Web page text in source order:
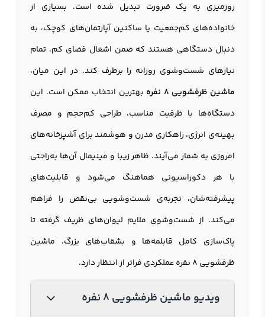
روزمیزی به یک ضرورت تبدیل شده است. بسیاری از
خانواده‌های کم‌جمعیت یا ساکنین آپارتمان‌های کوچک، به
دنبال دستگاهی هستند که ضمن اشغال فضای کم، تمام
نیازهای شست‌وشوی روزانه را برطرف کند. در این میان،
ماشین ظرفشویی 8 نفره
بهترین انتخاب ممکن است. این
دستگاه‌ها با ظرفیت مناسب، طراحی کم‌حجم و مصرف
بهینه‌ی انرژی، راهکاری مدرن و هوشمند برای آشپزخانه‌های
امروزی به شمار می‌آیند. ظاهر زیبا و مینیمال آن‌ها به‌راحتی
با هر دکوراسیونی هماهنگ می‌شود و قابلیت‌های
پیشرفته‌شان، تجربه‌ی شست‌وشویی بی‌نقص را فراهم
می‌کند. از شست‌وشوی ملایم لیوان‌های ظریف گرفته تا
پاک‌سازی کامل قابلمه‌ها و بشقاب‌های بزرگ، ماشین
ظرفشویی 8 نفره عملکردی فراتر از انتظار دارد.
ویدیو ماشین ظرفشویی 8 نفره